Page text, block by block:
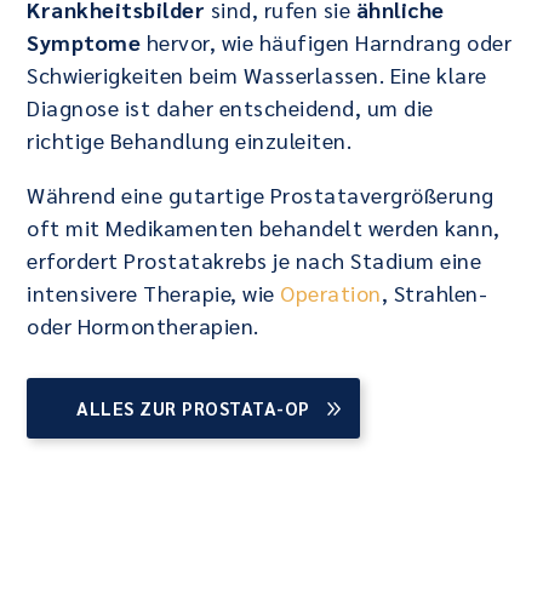
Krankheitsbilder sind, rufen sie ähnliche
Symptome hervor, wie häufigen Harndrang oder
Schwierigkeiten beim Wasserlassen. Eine klare
Diagnose ist daher entscheidend, um die
richtige Behandlung einzuleiten.
Während eine gutartige Prostatavergrößerung
oft mit Medikamenten behandelt werden kann,
erfordert Prostatakrebs je nach Stadium eine
intensivere Therapie, wie Operation, Strahlen-
oder Hormontherapien.
ALLES ZUR PROSTATA-OP